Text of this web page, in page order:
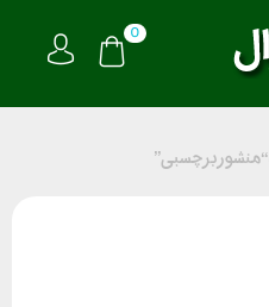
0
برچسبی”